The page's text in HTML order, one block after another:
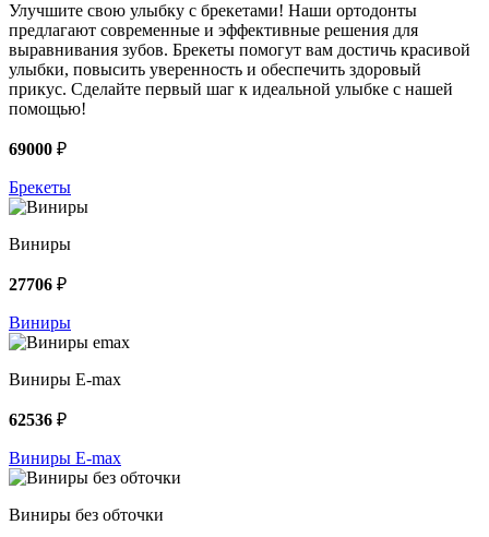
Улучшите свою улыбку с брекетами! Наши ортодонты
предлагают современные и эффективные решения для
выравнивания зубов. Брекеты помогут вам достичь красивой
улыбки, повысить уверенность и обеспечить здоровый
прикус. Сделайте первый шаг к идеальной улыбке с нашей
помощью!
69000 ₽
Брекеты
Виниры
27706 ₽
Виниры
Виниры E-max
62536 ₽
Виниры E-max
Виниры без обточки